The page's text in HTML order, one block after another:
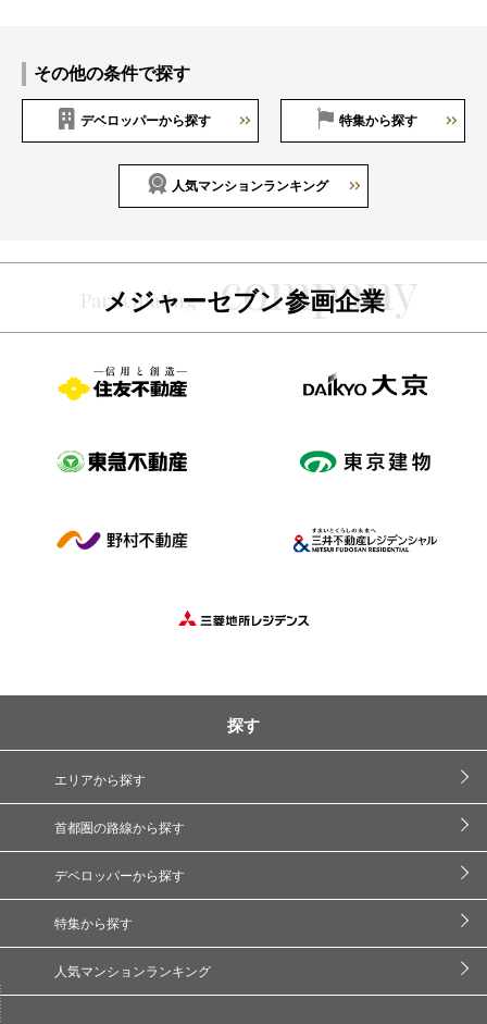
その他の条件で探す
デベロッパーから探す 特集から探す
人気マンションランキング
メジャーセブン参画企業
探す
エリアから探す
首都圏の路線から探す
デベロッパーから探す
特集から探す
人気マンションランキング